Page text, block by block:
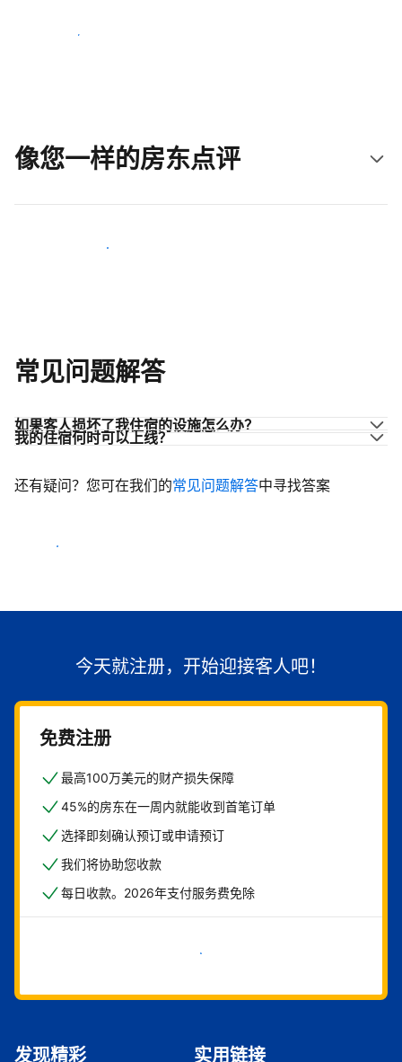
立即触达新客人
像您一样的房东点评
加入和您类似的房东行类
常见问题解答
如果客人损坏了我住宿的设施怎么办？
我的住宿何时可以上线？
还有疑问？您可在我们的常见问题解答中寻找答案
开始迎客
今天就注册，开始迎接客人吧！
免费注册
最高100万美元的财产损失保障
45%的房东在一周内就能收到首笔订单
选择即刻确认预订或申请预订
我们将协助您收款
每日收款。2026年支付服务费免除
立即开始
发现精彩 实用链接